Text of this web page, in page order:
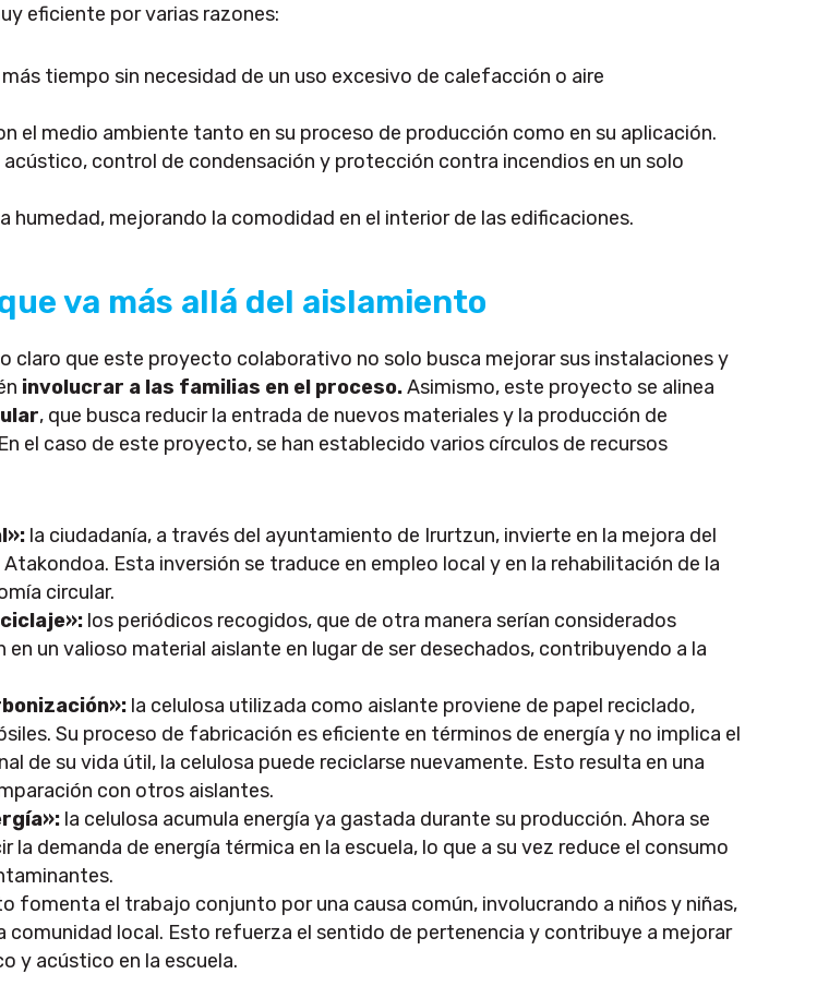
eficiente por varias razones:
tiempo sin necesidad de un uso excesivo de calefacción o aire
el medio ambiente tanto en su proceso de producción como en su aplicación.
control de condensación y protección contra incendios en un solo
humedad, mejorando la comodidad en el interior de las edificaciones.
va más allá del aislamiento
claro que este proyecto colaborativo no solo busca mejorar sus instalaciones y
involucrar a las familias en el proceso.Asimismo, este proyecto se alinea
, que busca reducir la entrada de nuevos materiales y la producción de
el caso de este proyecto, se han establecido varios círculos de recursos
la ciudadanía, a través del ayuntamiento de Irurtzun, invierte en la mejora del
Esta inversión se traduce en empleo local y en la rehabilitación de la
circular.
los periódicos recogidos, que de otra manera serían considerados
un valioso material aislante en lugar de ser desechados, contribuyendo a la
la celulosa utilizada como aislante proviene de papel reciclado,
Su proceso de fabricación es eficiente en términos de energía y no implica el
de su vida útil, la celulosa puede reciclarse nuevamente. Esto resulta en una
con otros aislantes.
la celulosa acumula energía ya gastada durante su producción. Ahora se
demanda de energía térmica en la escuela, lo que a su vez reduce el consumo
fomenta el trabajo conjunto por una causa común, involucrando a niños y niñas,
local. Esto refuerza el sentido de pertenencia y contribuye a mejorar
y acústico en la escuela.